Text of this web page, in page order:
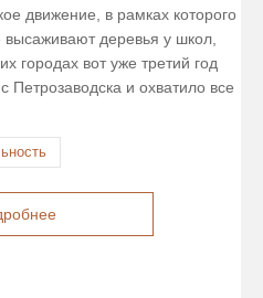
движение, в рамках которого
деревья у школ,
городах вот уже третий год
Петрозаводска и охватило все